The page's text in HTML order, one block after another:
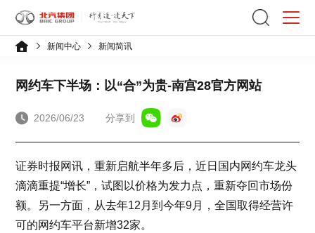
新闻中心 新闻简讯
网约车下半场：以“合”为贵-南宫28官方网站
2026/06/23 分享到
证券时报网讯，重新启航半年多后，近日国内网约车龙头
滴滴重提“增长”，试图以价格为发力点，重新夺回市场份
额。另一方面，从去年12月到今年9月，全国取得经营许
可的网约车平台新增32家。